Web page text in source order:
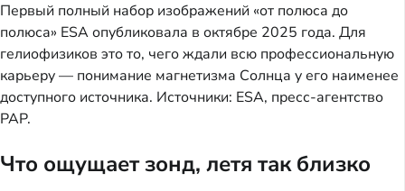
Первый полный набор изображений «от полюса до
полюса» ESA опубликовала в октябре 2025 года. Для
гелиофизиков это то, чего ждали всю профессиональную
карьеру — понимание магнетизма Солнца у его наименее
доступного источника. Источники: ESA, пресс-агентство
PAP.
Что ощущает зонд, летя так близко